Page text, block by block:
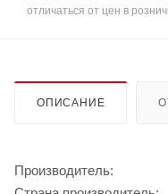
отличаться от цен в
ОПИСАНИЕ
Производитель: